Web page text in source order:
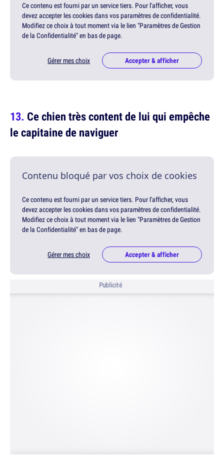
Ce contenu est fourni par un service tiers. Pour l'afficher, vous
devez accepter les cookies dans vos paramètres de confidentialité.
Modifiez ce choix à tout moment via le lien "Paramètres de Gestion
de la Confidentialité" en bas de page.
Gérer mes choix Accepter & afficher
Ce chien très content de lui qui empêche
le capitaine de naviguer
Contenu bloqué par vos choix de cookies
Ce contenu est fourni par un service tiers. Pour l'afficher, vous
devez accepter les cookies dans vos paramètres de confidentialité.
Modifiez ce choix à tout moment via le lien "Paramètres de Gestion
de la Confidentialité" en bas de page.
Gérer mes choix Accepter & afficher
Publicité